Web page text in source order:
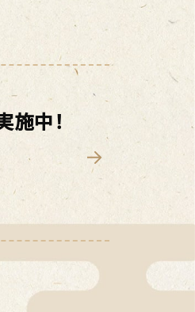
施中！